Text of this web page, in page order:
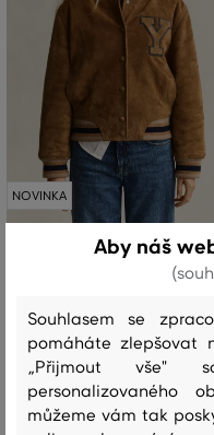
NOVINKA
BUNDA GANT LEATHER VARSITY
38
Dostupné velikosti:
S, M, L
Aby náš
Souhlasem se
pomáháte zlepšovat
„Přijmout vše"
personalizovaného
můžeme vám tak